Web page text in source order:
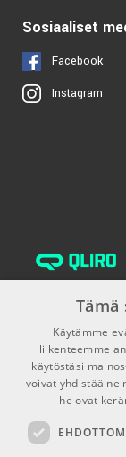
Sosiaaliset
Facebook
Instagram
Käytämme
liikenteemme
käytöstäsi
voivat yhdistää ne
he ovat